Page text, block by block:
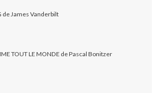
de James Vanderbilt
TOUT LE MONDE de Pascal Bonitzer